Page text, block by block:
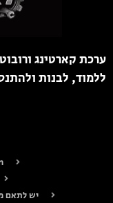
ערכת קארטינג
ללמוד, לבנות
יש לתאם